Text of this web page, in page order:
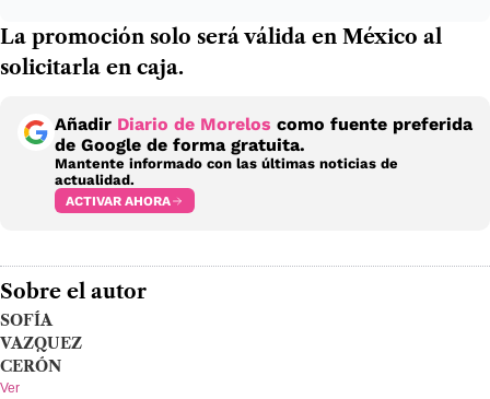
La promoción solo será válida en México al
solicitarla en caja.
Añadir Diario de Morelos como fuente preferida
de Google de forma gratuita.
Mantente informado con las últimas noticias de
actualidad.
ACTIVAR AHORA
Sobre el autor
SOFÍA
VAZQUEZ
CERÓN
Ver